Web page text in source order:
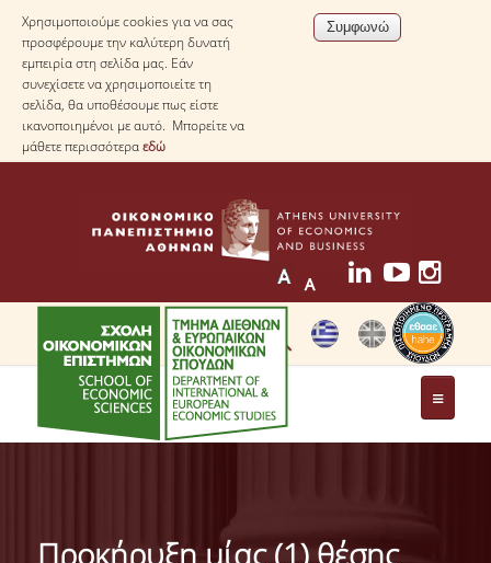
Χρησιμοποιούμε cookies για να σας
προσφέρουμε την καλύτερη δυνατή
εμπειρία στη σελίδα μας. Εάν
συνεχίσετε να χρησιμοποιείτε τη
σελίδα, θα υποθέσουμε πως είστε
ικανοποιημένοι με αυτό. Μπορείτε να
μάθετε περισσότεραεδώ
ΤΟ ΤΜΗΜΑ
ΓΕΝΙΚΕΣ ΠΛΗΡΟΦΟΡΙΕΣ
Προκήρυξη μίας (1) θέσης